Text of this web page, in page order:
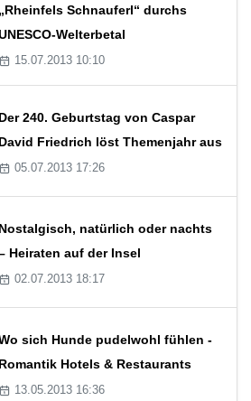
„Rheinfels Schnauferl“ durchs
Welterbetal
15.07.2013 10:10
Der 240. Geburtstag von Caspar
David Friedrich löst Themenjahr aus
05.07.2013 17:26
Nostalgisch, natürlich oder nachts
Heiraten auf der Insel
02.07.2013 18:17
sich Hunde pudelwohl fühlen -
Romantik Hotels & Restaurants
13.05.2013 16:36